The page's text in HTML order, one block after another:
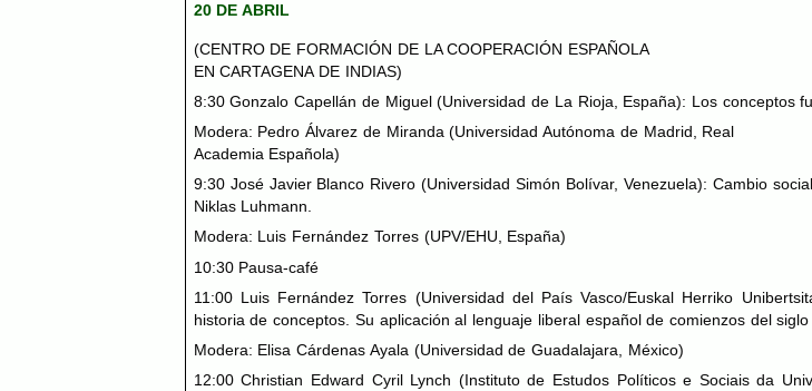
20 DEABRIL
(CENTRODE FORMACIÓN DE LA COOPERACIÓN ESPAÑOLA
ENCARTAGENADE INDIAS)
8:30 Gonzalo Capellán de Miguel (Universidad de La Rioja, España): Los conceptos
Modera: Pedro Álvarez de Miranda (Universidad Autónoma de Madrid, Real
Academia Española)
9:30 José Javier Blanco Rivero (Universidad Simón Bolívar, Venezuela): Cambio
Niklas Luhmann.
Modera: Luis Fernández Torres (UPV/EHU, España)
10:30 Pausa-café
11:00 Luis Fernández Torres (Universidad del País Vasco/Euskal Herriko
historia de conceptos. Su aplicación al lenguaje liberal español de comienzos del
Modera: Elisa Cárdenas Ayala (Universidad de Guadalajara, México)
12:00 Christian Edward Cyril Lynch (Instituto de Estudos Políticos e Sociais da